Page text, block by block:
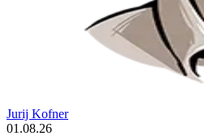
Jurij Kofner
01.08.26